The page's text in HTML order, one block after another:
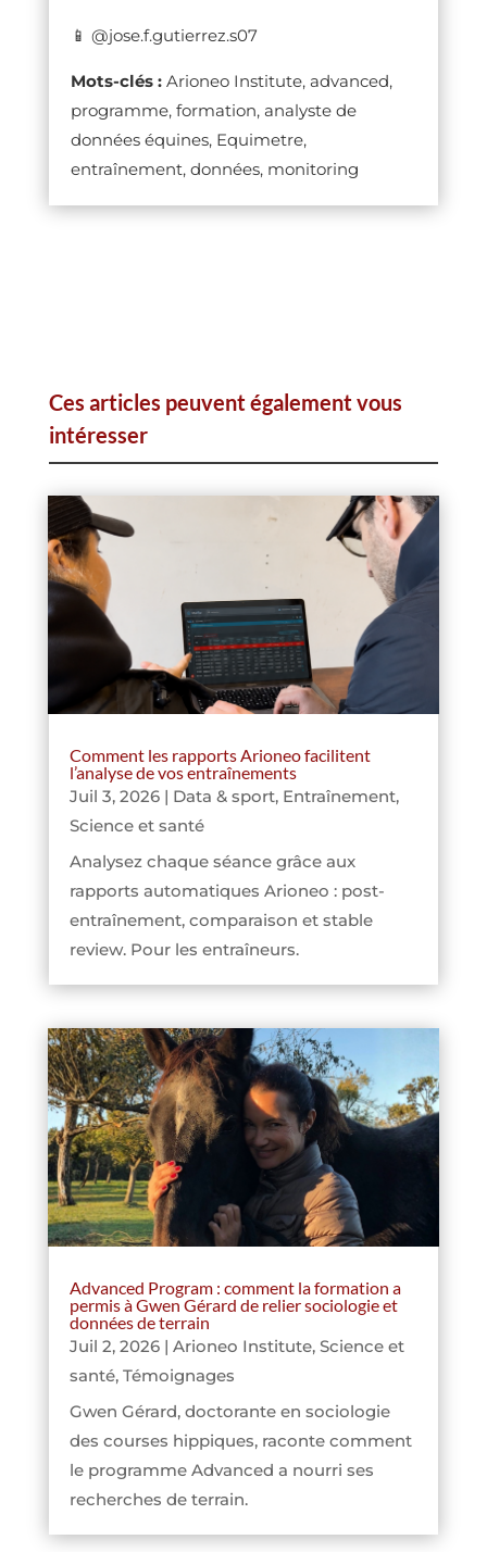
📱 @jose.f.gutierrez.s07
Mots-clés :Arioneo Institute, advanced,
programme, formation, analyste de
données équines, Equimetre,
entraînement, données, monitoring
Ces articles peuvent également vous
intéresser
Comment les rapports Arioneo facilitent
l’analyse de vos entraînements
Juil 3, 2026| Data & sport, Entraînement,
Science et santé
Analysez chaque séance grâce aux
rapports automatiques Arioneo : post-
entraînement, comparaison et stable
review. Pour les entraîneurs.
Advanced Program : comment la formation a
permis à Gwen Gérard de relier sociologie et
données de terrain
Juil 2, 2026| Arioneo Institute, Science et
santé, Témoignages
Gwen Gérard, doctorante en sociologie
des courses hippiques, raconte comment
le programme Advanced a nourri ses
recherches de terrain.